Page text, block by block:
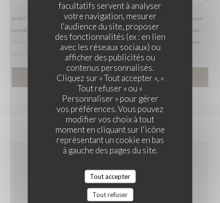
facultatifs servent à analyser
votre navigation, mesurer
l'audience du site, proposer
des fonctionnalités (ex : en lien
avec les réseaux sociaux) ou
afficher des publicités ou
contenus personnalisés.
Cliquez sur « Tout accepter », «
Tout refuser » ou «
Personnaliser » pour gérer
vos préférences. Vous pouvez
modifier vos choix à tout
moment en cliquant sur l'icône
représentant un cookie en bas
à gauche des pages du site.
Tout accepter
Tout refuser
Selon l'article L.223-2 du code de la consommation, il est rappelé que le consommateur peut
user de son droit à s'inscrire sur la liste d'opposition au démarchage téléphonique Bloctel :
. Pour plus d'informations sur le traitement de vos données, consultez notre
.
INFOS PRATIQUES
CUISINE
LA TABLE DU PAVAIL